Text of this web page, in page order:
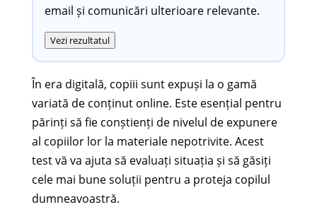
email și comunicări ulterioare relevante.
Vezi rezultatul
În era digitală, copiii sunt expuși la o gamă
variată de conținut online. Este esențial pentru
părinți să fie conștienți de nivelul de expunere
al copiilor lor la materiale nepotrivite. Acest
test vă va ajuta să evaluați situația și să găsiți
cele mai bune soluții pentru a proteja copilul
dumneavoastră.